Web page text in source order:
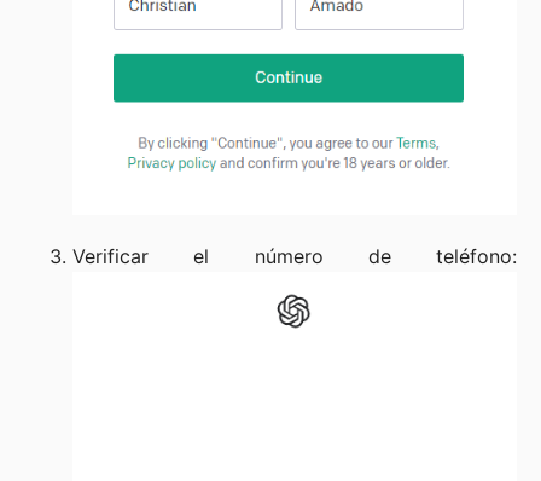
Verificar el número de teléfono: